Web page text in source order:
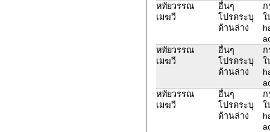
หทัยวรรณ
เมฆวี
อื่นๆ
โปรดระบุ
ด้านล่าง
ก
ใ
หทัยวรรณ
เมฆวี
อื่นๆ
โปรดระบุ
ด้านล่าง
ก
ใ
หทัยวรรณ
เมฆวี
อื่นๆ
โปรดระบุ
ด้านล่าง
ก
ใ